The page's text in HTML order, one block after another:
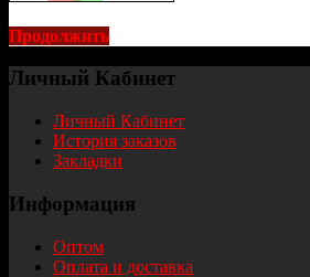
Продолжить
Личный Кабинет
Личный Кабинет
История заказов
Закладки
Информация
Оптом
Оплата и доставка